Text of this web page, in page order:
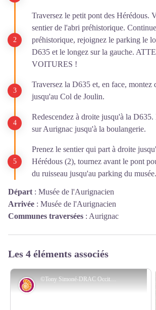
Traversez le petit pont des Hérédous.
sentier de l'abri préhistorique.
préhistorique, rejoignez le parking le
D635 et le longez sur la gauche.
VOITURES !
Traversez la D635 et, en face, montez
jusqu'au Col de Joulin.
Redescendez à droite jusqu'à la
sur Aurignac jusqu'à la boulangerie.
Prenez le sentier qui part à droite
Hérédous (2), tournez avant le pont
du ruisseau jusqu'au parking du musée.
Départ : Musée de l'Aurignacien
Arrivée : Musée de l'Aurignacien
Communes traversées : Aurignac
Les 4 éléments associés
©Tony Simoné-DRAC Occitanie
Archéologie